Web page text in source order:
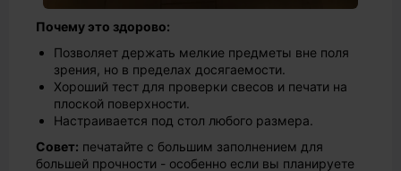
Почему это здорово:
Позволяет держать мелкие предметы вне поля
зрения, но в пределах досягаемости.
Хороший тест для проверки свесов и печати на
плоской поверхности.
Настраивается под стол любого размера.
Совет: печатайте с большим заполнением для
большей прочности - особенно если вы планируете